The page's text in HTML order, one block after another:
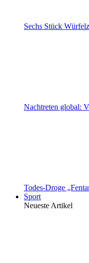
Sechs Stück
Nachtreten global:
Todes-Droge
Sport
Neueste Artikel